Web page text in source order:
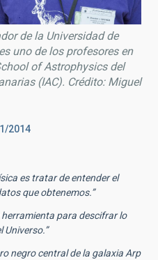
de la Universidad de
uno de los profesores en
of Astrophysics del
(IAC). Crédito: Miguel
2014
es tratar de entender el
que obtenemos.”
para descifrar lo
Universo.”
negro central de la galaxia Arp